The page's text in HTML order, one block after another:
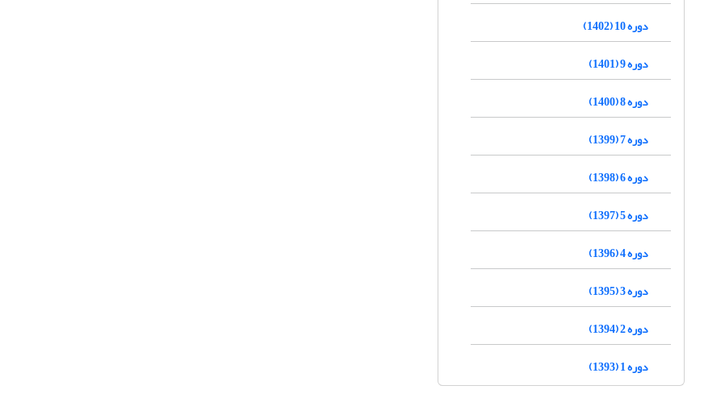
دوره 10 (1402)
دوره 9 (1401)
دوره 8 (1400)
دوره 7 (1399)
دوره 6 (1398)
دوره 5 (1397)
دوره 4 (1396)
دوره 3 (1395)
دوره 2 (1394)
دوره 1 (1393)